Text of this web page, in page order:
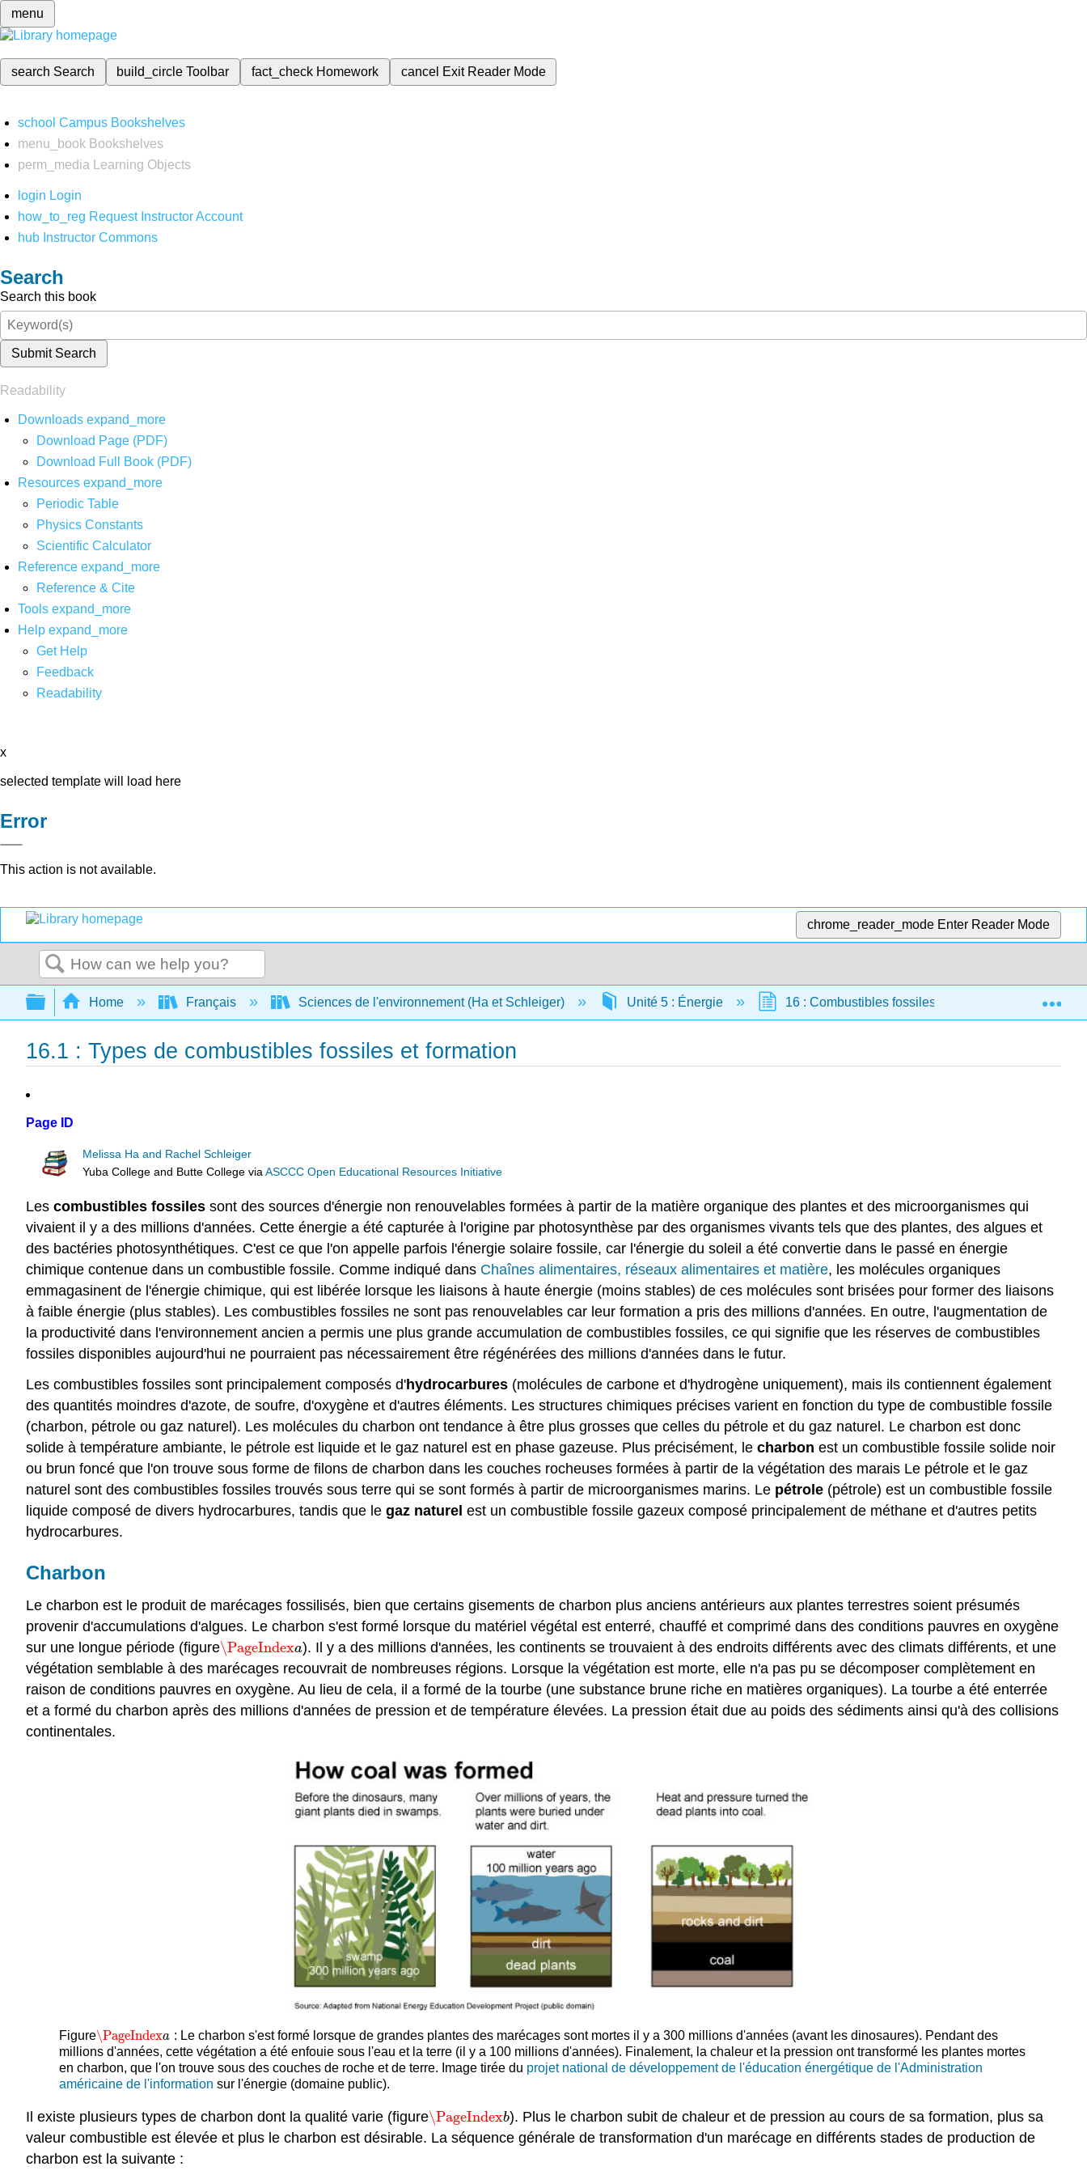
menu
search Search build_circleToolbar fact_check Homework cancel Exit Reader Mode
school Campus Bookshelves
menu_book Bookshelves
perm_media
Learning Objects
login Login
how_to_reg Request Instructor Account
hub Instructor Commons
Search
Search this book
Submit Search
Readability
Downloads expand_more
Download Page (PDF)
Download Full Book (PDF)
Resources expand_more
Periodic Table
Physics Constants
Scientific Calculator
Reference expand_more
Reference & Cite
Tools expand_more
Help expand_more
Get Help
Feedback
Readability
x
selected template will load here
Error
This action is not available.
chrome_reader_mode Enter Reader Mode
Search
Expand/collapse global hierarchy
Home Français Sciences de l'environnement (Ha et Schleiger) Unité 5 : Énergie 16 : Combustibles fossiles 16.1 : Types
16.1 : Types de combustibles fossiles et formation
Page ID
Melissa Ha and Rachel Schleiger
Yuba College and Butte College viaASCCC Open Educational Resources Initiative
Les combustibles fossiles sont des sources d'énergie non renouvelables formées à partir de la matière organique des plantes et des microorganismes qui
vivaient il y a des millions d'années. Cette énergie a été capturée à l'origine par photosynthèse par des organismes vivants tels que des plantes, des algues et
des bactéries photosynthétiques. C'est ce que l'on appelle parfois l'énergie solaire fossile, car l'énergie du soleil a été convertie dans le passé en énergie
chimique contenue dans un combustible fossile. Comme indiqué dans Chaînes alimentaires, réseaux alimentaires et matière, les molécules organiques
emmagasinent de l'énergie chimique, qui est libérée lorsque les liaisons à haute énergie (moins stables) de ces molécules sont brisées pour former des liaisons
à faible énergie (plus stables). Les combustibles fossiles ne sont pas renouvelables car leur formation a pris des millions d'années. En outre, l'augmentation de
la productivité dans l'environnement ancien a permis une plus grande accumulation de combustibles fossiles, ce qui signifie que les réserves de combustibles
fossiles disponibles aujourd'hui ne pourraient pas nécessairement être régénérées des millions d'années dans le futur.
Les combustibles fossiles sont principalement composés d'hydrocarbures (molécules de carbone et d'hydrogène uniquement), mais ils contiennent également
des quantités moindres d'azote, de soufre, d'oxygène et d'autres éléments. Les structures chimiques précises varient en fonction du type de combustible fossile
(charbon, pétrole ou gaz naturel). Les molécules du charbon ont tendance à être plus grosses que celles du pétrole et du gaz naturel. Le charbon est donc
solide à température ambiante, le pétrole est liquide et le gaz naturel est en phase gazeuse. Plus précisément, le charbon est un combustible fossile solide noir
ou brun foncé que l'on trouve sous forme de filons de charbon dans les couches rocheuses formées à partir de la végétation des marais Le pétrole et le gaz
naturel sont des combustibles fossiles trouvés sous terre qui se sont formés à partir de microorganismes marins. Le pétrole (pétrole) est un combustible fossile
liquide composé de divers hydrocarbures, tandis que le gaz naturel est un combustible fossile gazeux composé principalement de méthane et d'autres petits
hydrocarbures.
Charbon
Le charbon est le produit de marécages fossilisés, bien que certains gisements de charbon plus anciens antérieurs aux plantes terrestres soient présumés
provenir d'accumulations d'algues. Le charbon s'est formé lorsque du matériel végétal est enterré, chauffé et comprimé dans des conditions pauvres en oxygène
sur une longue période (figure\PageIndexa
\PageIndexa). Il y a des millions d'années, les continents se trouvaient à des endroits différents avec des climats différents, et une
végétation semblable à des marécages recouvrait de nombreuses régions. Lorsque la végétation est morte, elle n'a pas pu se décomposer complètement en
raison de conditions pauvres en oxygène. Au lieu de cela, il a formé de la tourbe (une substance brune riche en matières organiques). La tourbe a été enterrée
et a formé du charbon après des millions d'années de pression et de température élevées. La pression était due au poids des sédiments ainsi qu'à des collisions
continentales.
Figure\PageIndexa
\PageIndexa : Le charbon s'est formé lorsque de grandes plantes des marécages sont mortes il y a 300 millions d'années (avant les dinosaures). Pendant des
millions d'années, cette végétation a été enfouie sous l'eau et la terre (il y a 100 millions d'années). Finalement, la chaleur et la pression ont transformé les plantes mortes
en charbon, que l'on trouve sous des couches de roche et de terre. Image tirée du projet national de développement de l'éducation énergétique de l'Administration
américaine de l'information sur l'énergie (domaine public).
Il existe plusieurs types de charbon dont la qualité varie (figure\PageIndexb
\PageIndexb). Plus le charbon subit de chaleur et de pression au cours de sa formation, plus sa
valeur combustible est élevée et plus le charbon est désirable. La séquence générale de transformation d'un marécage en différents stades de production de
charbon est la suivante :